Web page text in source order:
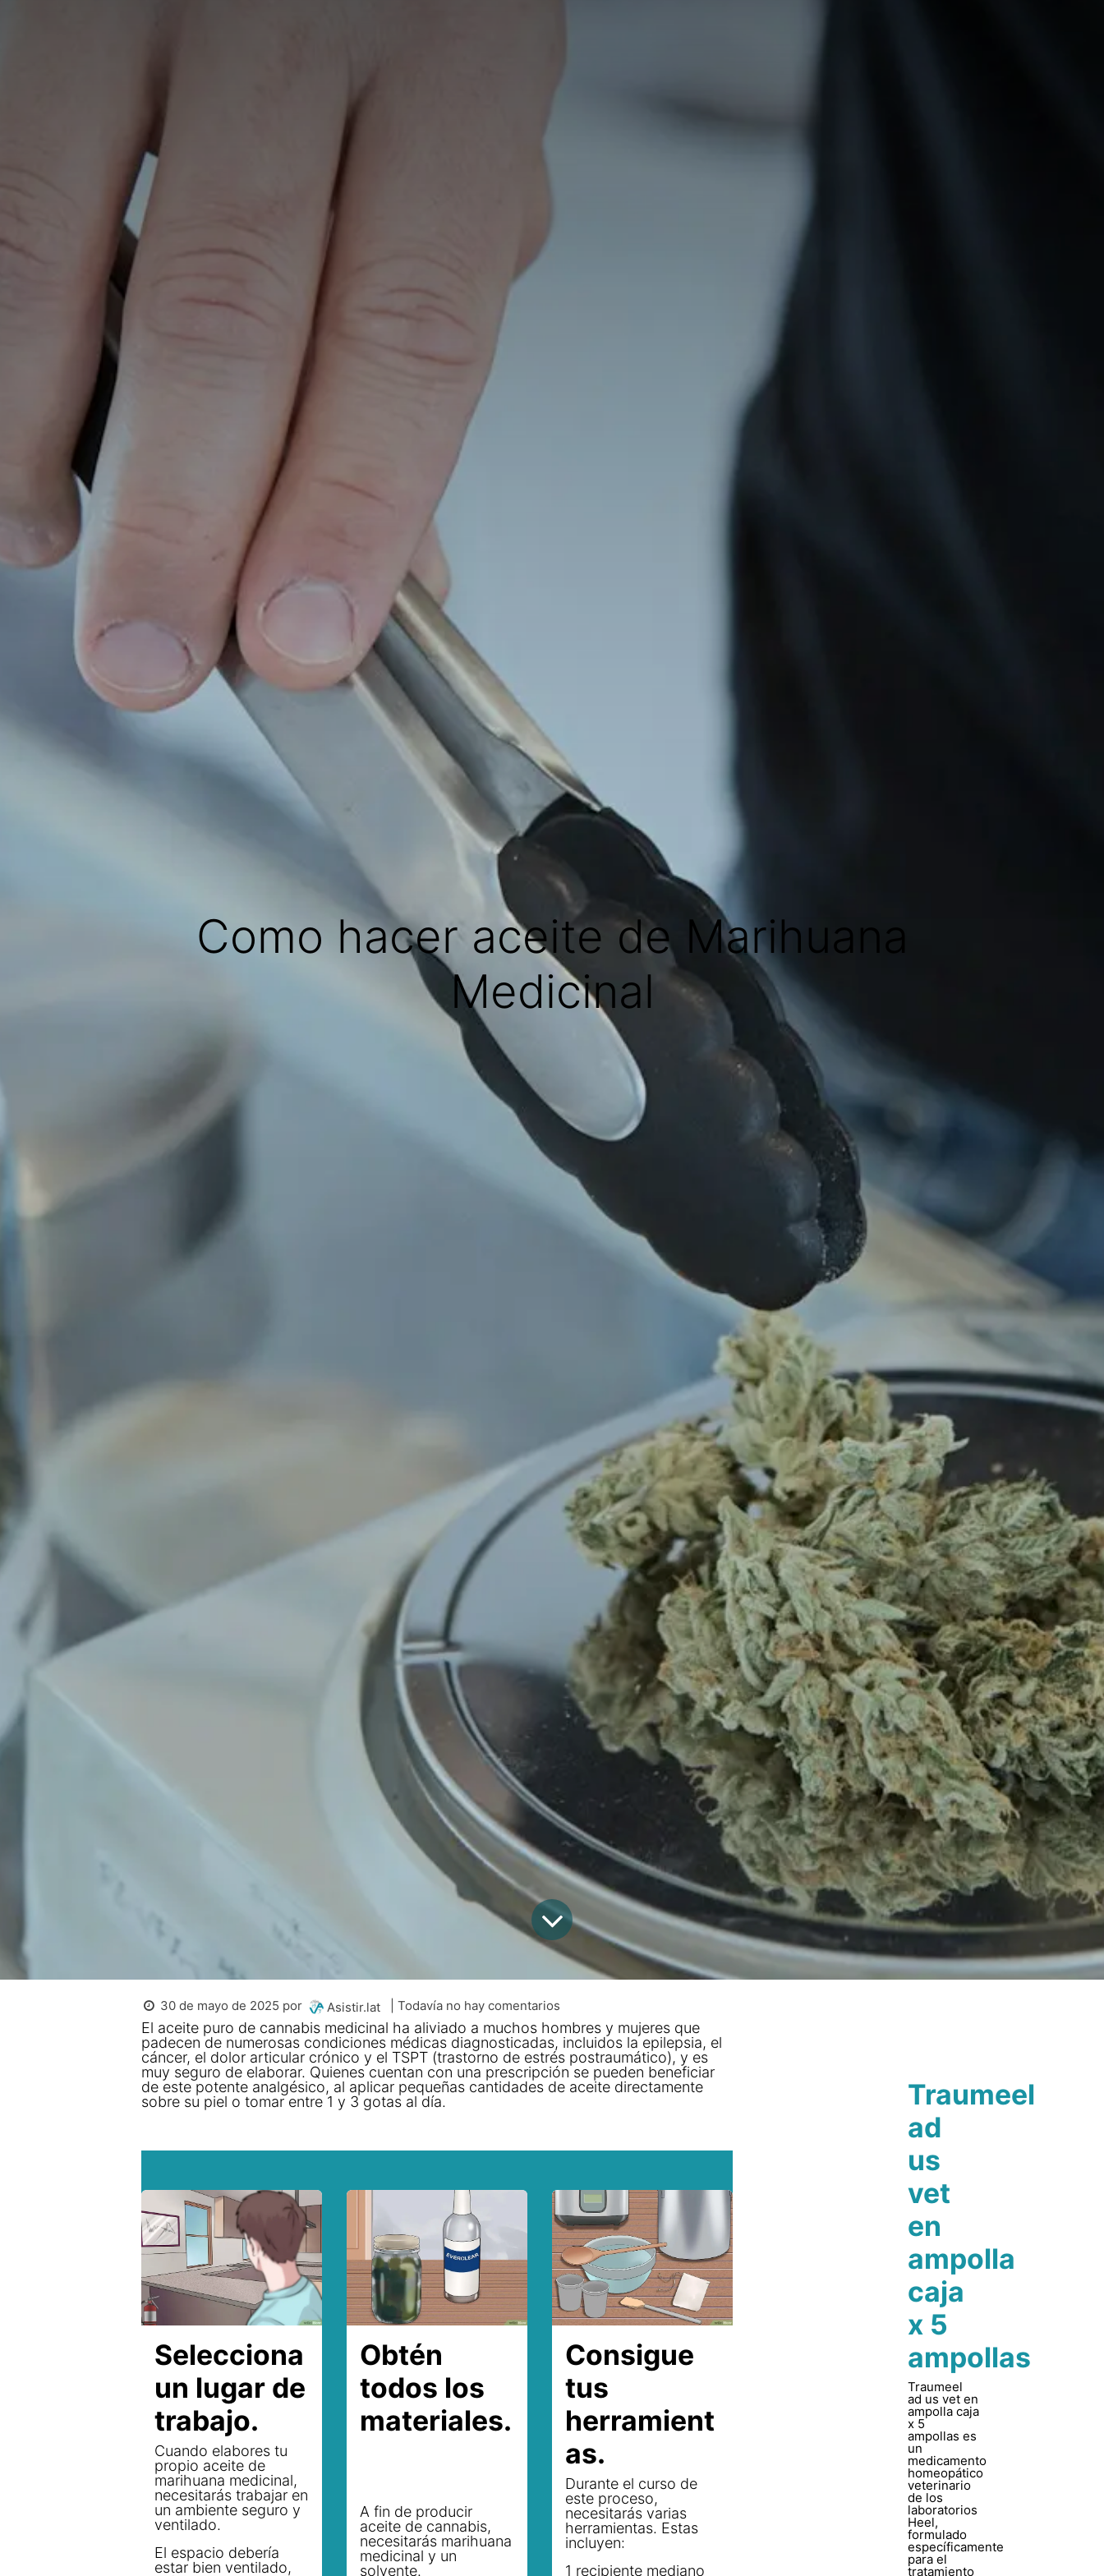
Como hacer aceite de Marihuana
Medicinal
30 de mayo de 2025 por Asistir.lat | Todavía no hay comentarios
El aceite puro de cannabis medicinal ha aliviado a muchos hombres y mujeres que
padecen de numerosas condiciones médicas diagnosticadas, incluidos la epilepsia, el
cáncer, el dolor articular crónico y el TSPT (trastorno de estrés postraumático), y es
muy seguro de elaborar. Quienes cuentan con una prescripción se pueden beneficiar
de este potente analgésico, al aplicar pequeñas cantidades de aceite directamente
sobre su piel o tomar entre 1 y 3 gotas al día.
Selecciona
un lugar de
trabajo.
Cuando elabores tu
propio aceite de
marihuana medicinal,
necesitarás trabajar en
un ambiente seguro y
ventilado.
El espacio debería
estar bien ventilado,
Obtén
todos los
materiales.
A fin de producir
aceite de cannabis,
necesitarás marihuana
medicinal y un
solvente.
Consigue
tus
herramient
as.
Durante el curso de
este proceso,
necesitarás varias
herramientas. Estas
incluyen:
1 recipiente mediano
Traumeel
ad
us
vet
en
ampolla
caja
x 5
ampollas
Traumeel
ad us vet en
ampolla caja
x 5
ampollas es
un
medicamento
homeopático
veterinario
de los
laboratorios
Heel,
formulado
específicamente
para el
tratamiento